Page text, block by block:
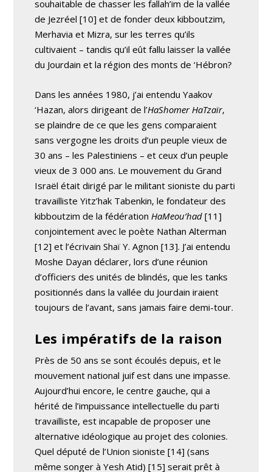
souhaitable de chasser les fallah’im de la vallée
de Jezréel [10] et de fonder deux kibboutzim,
Merhavia et Mizra, sur les terres qu’ils
cultivaient – tandis qu’il eût fallu laisser la vallée
du Jourdain et la région des monts de ‘Hébron?
Dans les années 1980, j’ai entendu Yaakov
‘Hazan, alors dirigeant de l’HaShomer HaTzaïr,
se plaindre de ce que les gens comparaient
sans vergogne les droits d’un peuple vieux de
30 ans – les Palestiniens – et ceux d’un peuple
vieux de 3 000 ans. Le mouvement du Grand
Israël était dirigé par le militant sioniste du parti
travailliste Yitz’hak Tabenkin, le fondateur des
kibboutzim de la fédération HaMeou’had [11]
conjointement avec le poète Nathan Alterman
[12] et l’écrivain Shaï Y. Agnon [13]. J’ai entendu
Moshe Dayan déclarer, lors d’une réunion
d’officiers des unités de blindés, que les tanks
positionnés dans la vallée du Jourdain iraient
toujours de l’avant, sans jamais faire demi-tour.
Les impératifs de la raison
Près de 50 ans se sont écoulés depuis, et le
mouvement national juif est dans une impasse.
Aujourd’hui encore, le centre gauche, qui a
hérité de l’impuissance intellectuelle du parti
travailliste, est incapable de proposer une
alternative idéologique au projet des colonies.
Quel député de l’Union sioniste [14] (sans
même songer à Yesh Atid) [15] serait prêt à